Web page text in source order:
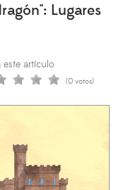
Lugares
este artículo
(0 votos)